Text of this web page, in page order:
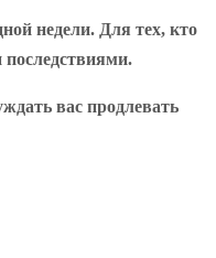
недели. Для тех, кто
последствиями.
вас продлевать